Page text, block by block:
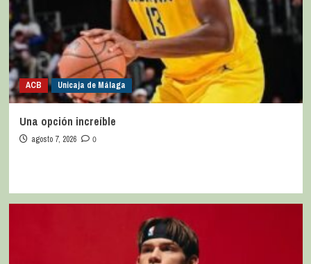
ACB Unicaja de Málaga
Una opción increíble
agosto 7, 2026 0